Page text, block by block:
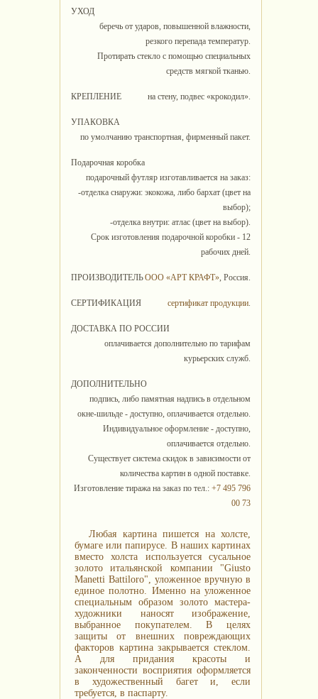
УХОД
беречь от ударов, повышенной влажности,
резкого перепада температур.
Протирать стекло с помощью специальных
средств мягкой тканью.
КРЕПЛЕНИЕ на стену, подвес «крокодил».
УПАКОВКА
по умолчанию транспортная, фирменный пакет.
Подарочная коробка
подарочный футляр изготавливается на заказ:
-отделка снаружи: экокожа, либо бархат (цвет на
выбор);
-отделка внутри: атлас (цвет на выбор).
Срок изготовления подарочной коробки - 12
рабочих дней.
ПРОИЗВОДИТЕЛЬООО «АРТ КРАФТ», Россия.
СЕРТИФИКАЦИЯ сертификат продукции.
ДОСТАВКА ПО РОССИИ
оплачивается дополнительно по тарифам
курьерских служб.
ДОПОЛНИТЕЛЬНО
подпись, либо памятная надпись в отдельном
окне-шильде - доступно, оплачивается отдельно.
Индивидуальное оформление - доступно,
оплачивается отдельно.
Существует система скидок в зависимости от
количества картин в одной поставке.
Изготовление тиража на заказ по тел.: +7 495 796
00 73
Любая картина пишется на холсте,
бумаге или папирусе. В наших картинах
вместо холста используется сусальное
золото итальянской компании "Giusto
Manetti Battiloro", уложенное вручную в
единое полотно. Именно на уложенное
специальным образом золото мастера-
художники наносят изображение,
выбранное покупателем. В целях
защиты от внешних повреждающих
факторов картина закрывается стеклом.
А для придания красоты и
законченности восприятия оформляется
в художественный багет и, если
требуется, в паспарту.